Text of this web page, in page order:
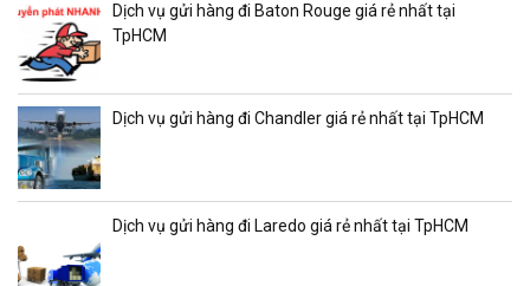
Dịch vụ gửi hàng đi Baton Rouge giá rẻ nhất tại
TpHCM
Dịch vụ gửi hàng đi Chandler giá rẻ nhất tại TpHCM
Dịch vụ gửi hàng đi Laredo giá rẻ nhất tại TpHCM